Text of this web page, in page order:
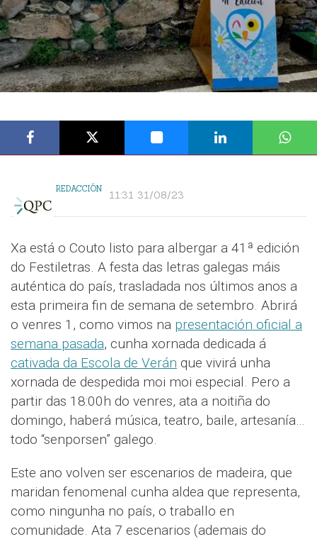
REDACCIÓN 11:31 31/08/23
Xa está o Couto listo para albergar a 41ª edición
do Festiletras. A festa das letras galegas máis
auténtica do país, trasladada nos últimos anos a
esta primeira fin de semana de setembro. Abrirá
o venres 1, como vimos na presentación oficial a
semana pasada, cunha xornada dedicada á
cativada da Escola de Verán que vivirá unha
xornada de despedida moi moi especial. Pero a
partir das 18:00h do venres, ata a noitiña do
domingo, haberá música, teatro, baile, artesanía…
todo “senporsen” galego.
Este ano volven ser escenarios de madeira, que
maridan fenomenal cunha aldea que representa,
como ningunha no país, o traballo en
comunidade. Ata 7 escenarios (ademais do